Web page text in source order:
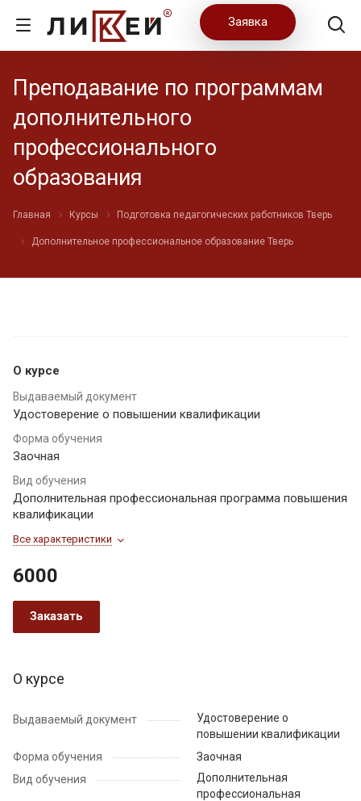
Заявка
Преподавание по программам
дополнительного
профессионального
образования
Главная Курсы Подготовка педагогических работников Тверь
Дополнительное профессиональное образование Тверь
О курсе
Выдаваемый документ
Удостоверение о повышении квалификации
Форма обучения
Заочная
Вид обучения
Дополнительная профессиональная программа повышения
квалификации
Все характеристики
6000
Заказать
О курсе
Выдаваемый документ
Удостоверение о
повышении квалификации
Форма обучения
Заочная
Вид обучения
Дополнительная
профессиональная